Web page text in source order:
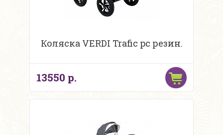
Коляска VERDI Trafic pc резин.
13550 р.